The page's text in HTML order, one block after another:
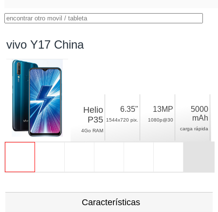
vivo Y17 China
Helio
P35
4Go RAM
6.35"
1544x720 pix.
13MP
1080p@30
5000
mAh
carga rápida
Características